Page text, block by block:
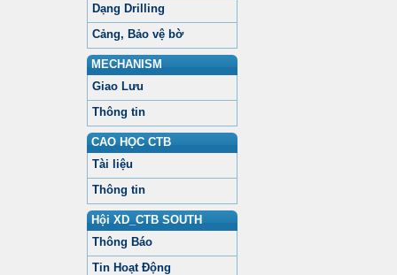
Dạng Drilling
Cảng, Bảo vệ bờ
MECHANISM
Giao Lưu
Thông tin
CAO HỌC CTB
Tài liệu
Thông tin
Hội XD_CTB SOUTH
Thông Báo
Tin Hoạt Động